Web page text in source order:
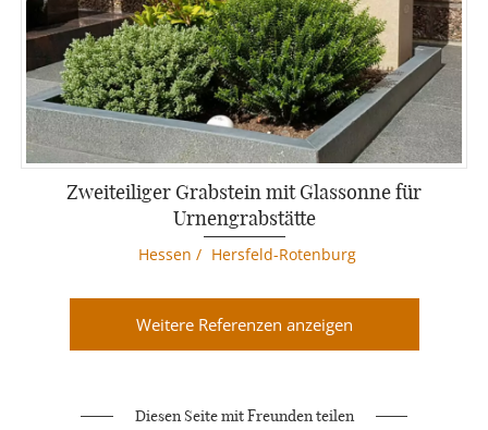
Zweiteiliger Grabstein mit Glassonne für
Urnengrabstätte
Hessen / Hersfeld-Rotenburg
Weitere Referenzen anzeigen
Diesen Seite mit Freunden teilen